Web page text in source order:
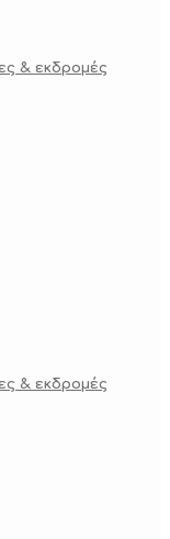
& εκδρομές
& εκδρομές